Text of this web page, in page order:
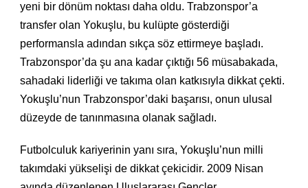
yeni bir dönüm noktası daha oldu. Trabzonspor’a
transfer olan Yokuşlu, bu kulüpte gösterdiği
performansla adından sıkça söz ettirmeye başladı.
Trabzonspor’da şu ana kadar çıktığı 56 müsabakada,
sahadaki liderliği ve takıma olan katkısıyla dikkat çekti.
Yokuşlu’nun Trabzonspor’daki başarısı, onun ulusal
düzeyde de tanınmasına olanak sağladı.
Futbolculuk kariyerinin yanı sıra, Yokuşlu’nun milli
takımdaki yükselişi de dikkat çekicidir. 2009 Nisan